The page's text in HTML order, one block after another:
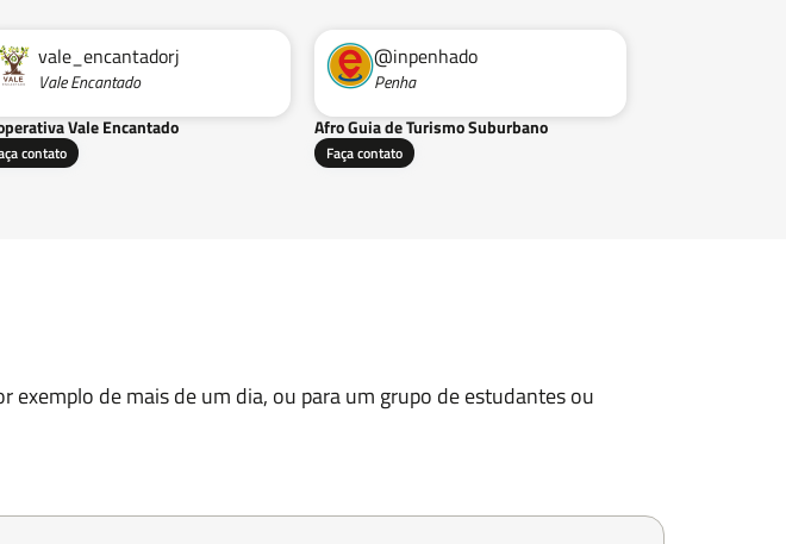
vale_encantadorj
Vale Encantado
Vale Encantado
contato
@inpenhado
Penha
Afro Guia de Turismo Suburbano
Faça contato
exemplo de mais de um dia, ou para um grupo de estudantes ou